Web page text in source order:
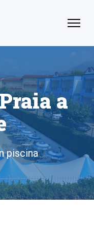
a
piscina